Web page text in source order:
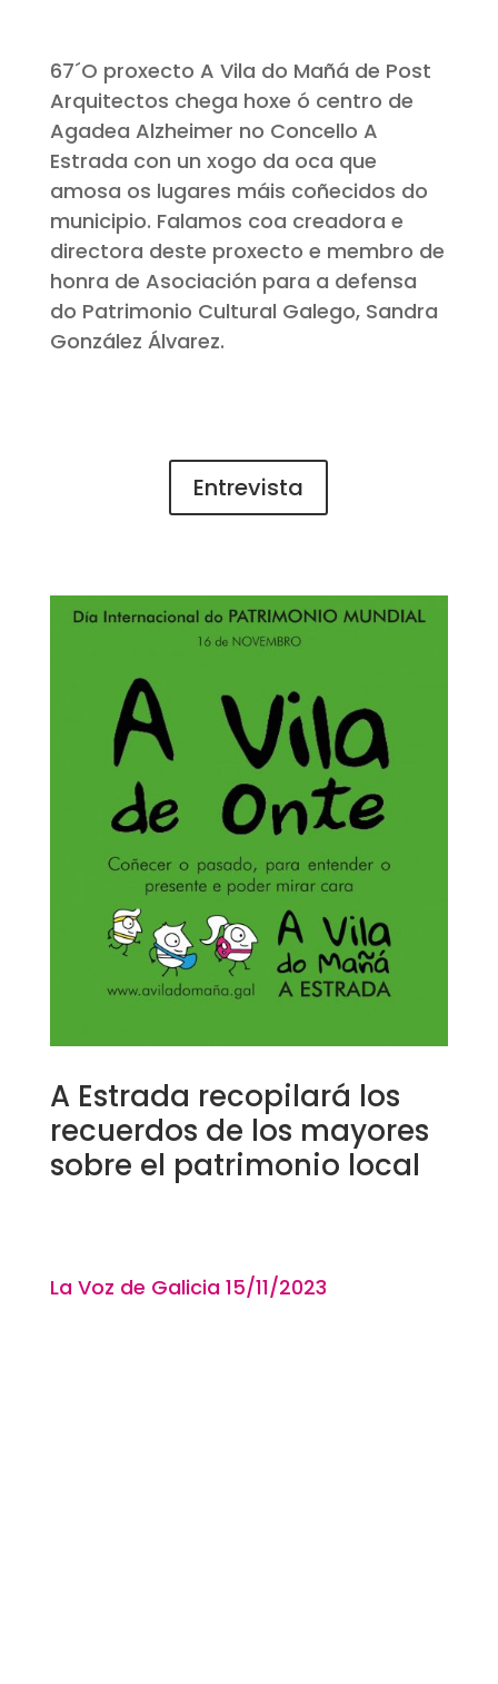
67´O proxecto A Vila do Mañá de Post
Arquitectos chega hoxe ó centro de
Agadea Alzheimer no Concello A
Estrada con un xogo da oca que
amosa os lugares máis coñecidos do
municipio. Falamos coa creadora e
directora deste proxecto e membro de
honra de Asociación para a defensa
do Patrimonio Cultural Galego, Sandra
González Álvarez.
Entrevista
A Estrada recopilará los
recuerdos de los mayores
sobre el patrimonio local
La Voz de Galicia 15/11/2023